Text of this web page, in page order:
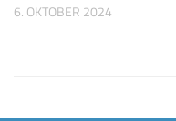
6. OKTOBER 2024